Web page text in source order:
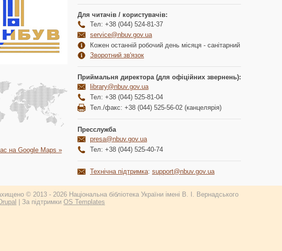
на Google Maps »
Для читачів / користувачів:
Тел: +38 (044) 524-81-37
service@nbuv.gov.ua
Кожен останній робочий день місяця - санітарний
Зворотний зв'язок
Приймальня директора (для офіційних звернень):
library@nbuv.gov.ua
Тел: +38 (044) 525-81-04
Тел./факс: +38 (044) 525-56-02 (канцелярія)
Пресслужба
presa@nbuv.gov.ua
Тел: +38 (044) 525-40-74
Технічна підтримка: support@nbuv.gov.ua
© 2013 - 2026 Національна бібліотека України імені В. І. Вернадського
| За підтримки OS Templates